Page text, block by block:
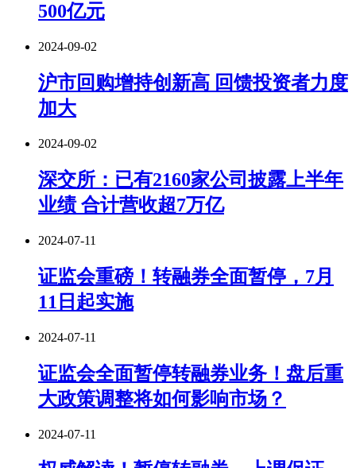
500亿元
2024-09-02
沪市回购增持创新高 回馈投资者力度
加大
2024-09-02
深交所：已有2160家公司披露上半年
业绩 合计营收超7万亿
2024-07-11
证监会重磅！转融券全面暂停，7月
11日起实施
2024-07-11
证监会全面暂停转融券业务！盘后重
大政策调整将如何影响市场？
2024-07-11